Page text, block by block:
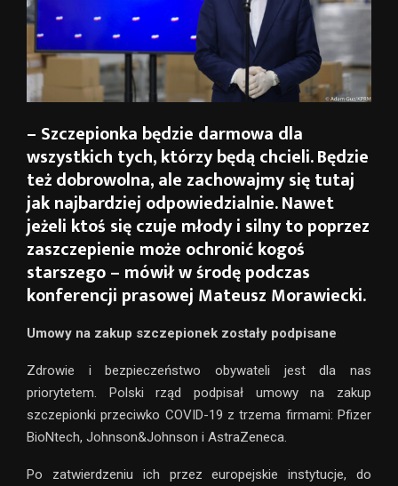
– Szczepionka będzie darmowa dla
wszystkich tych, którzy będą chcieli. Będzie
też dobrowolna, ale zachowajmy się tutaj
jak najbardziej odpowiedzialnie. Nawet
jeżeli ktoś się czuje młody i silny to poprzez
zaszczepienie może ochronić kogoś
starszego – mówił w środę podczas
konferencji prasowej Mateusz Morawiecki.
Umowy na zakup szczepionek zostały podpisane
Zdrowie i bezpieczeństwo obywateli jest dla nas
priorytetem. Polski rząd podpisał umowy na zakup
szczepionki przeciwko COVID-19 z trzema firmami: Pfizer
BioNtech, Johnson&Johnson i AstraZeneca.
Po zatwierdzeniu ich przez europejskie instytucje, do